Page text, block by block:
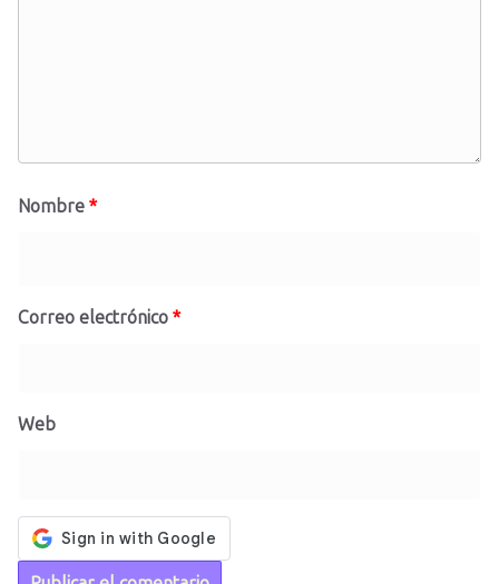
Nombre *
Correo electrónico *
Web